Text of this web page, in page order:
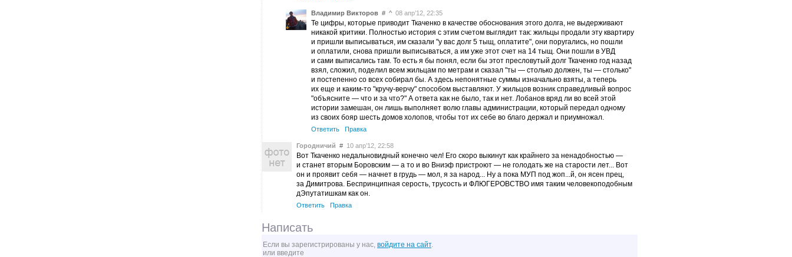
Владимир Викторов # ^ 08 апр’12, 22:35
Те цифры, которые приводит Ткаченко в качестве обоснования этого долга, не выдерживают
никакой критики. Полностью история с этим счетом выглядит так: жильцы продали эту квартиру
и пришли выписываться, им сказали "у вас долг 5 тыщ, оплатите", они поругались, но пошли
и оплатили, снова пришли выписываться, а им уже этот счет на 14 тыщ. Они пошли в УВД
и сами выписались там. То есть я бы понял, если бы этот пресловутый долг Ткаченко год назад
взял, сложил, поделил всем жильцам по метрам и сказал "ты — столько должен, ты — столько"
и постепенно со всех собирал бы. А здесь непонятные суммы изначально взяты, а теперь
их еще и каким-то "кручу-верчу" способом выставляют. У жильцов возник справедливый вопрос
"объясните — что и за что?" А ответа как не было, так и нет. Лобанов вряд ли во всей этой
истории замешан, он лишь выполняет волю главы администрации, который передал одному
из своих бояр шесть домов холопов, чтобы тот их себе во благо держал и приумножал.
Ответить Правка
Городничий # 10 апр’12, 22:58
Вот Ткаченко недальновидный конечно чел! Его скоро выкинут как крайнего за ненадобностью —
и станет вторым Боровским — а то и во Вниэф пристроют — не голодать же на старости лет... Вот
он и проявит себя — начнет в грудь — мол, я за народ... Ну а пока МУП под жоп...й, он ясен прец,
за Димитрова. Беспринципная серость, трусость и ФЛЮГЕРОВСТВО имя таким человекоподобным
дЭпутатишкам как он.
Ответить Правка
Написать
Если вы зарегистрированы у нас, войдите на сайт.
или введите